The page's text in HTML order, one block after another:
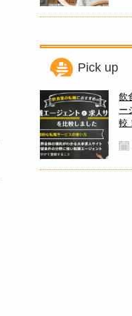
Pick up
飲
ー
較